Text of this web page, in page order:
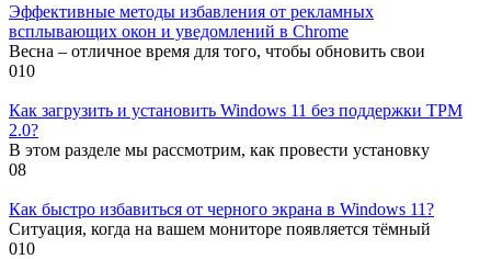
Эффективные методы избавления от рекламных
всплывающих окон и уведомлений в Chrome
Весна – отличное время для того, чтобы обновить свои
010
Как загрузить и установить Windows 11 без поддержки TPM
2.0?
В этом разделе мы рассмотрим, как провести установку
08
Как быстро избавиться от черного экрана в Windows 11?
Ситуация, когда на вашем мониторе появляется тёмный
010